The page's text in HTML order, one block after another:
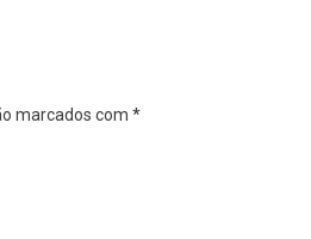
marcados com *